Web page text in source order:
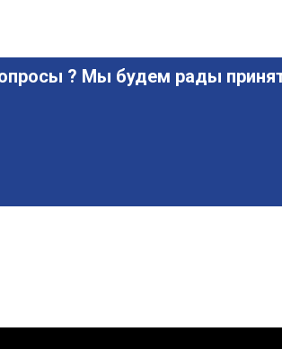
? Мы будем рады